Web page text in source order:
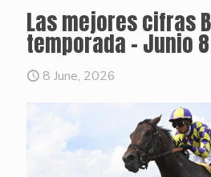
Las mejores cifras
temporada – Junio 8
8 June, 2026